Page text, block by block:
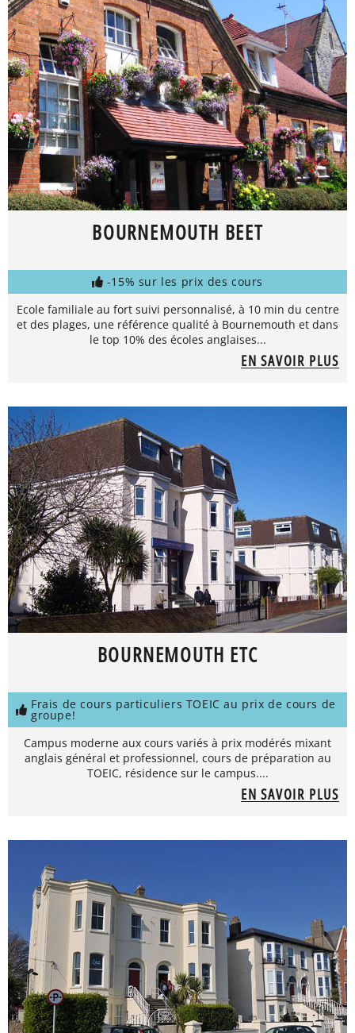
BOURNEMOUTH BEET
-15% sur les prix des cours
Ecole familiale au fort suivi personnalisé, à 10 min du centre
et des plages, une référence qualité à Bournemouth et dans
le top 10% des écoles anglaises...
EN SAVOIR PLUS
BOURNEMOUTH ETC
Frais de cours particuliers TOEIC au prix de cours de
groupe!
Campus moderne aux cours variés à prix modérés mixant
anglais général et professionnel, cours de préparation au
TOEIC, résidence sur le campus....
EN SAVOIR PLUS